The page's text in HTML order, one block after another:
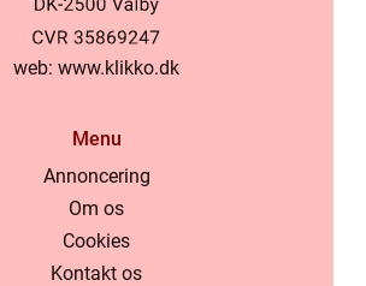
web: www.klikko.dk
Menu
Annoncering
Om os
Cookies
Kontakt os